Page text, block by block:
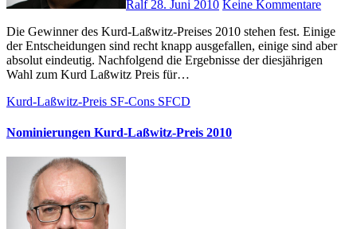
Ralf 28. Juni 2010 Keine Kommentare
Die Gewinner des Kurd-Laßwitz-Preises 2010 stehen fest. Einige
der Entscheidungen sind recht knapp ausgefallen, einige sind aber
absolut eindeutig. Nachfolgend die Ergebnisse der diesjährigen
Wahl zum Kurd Laßwitz Preis für…
Kurd-Laßwitz-Preis SF-Cons SFCD
Nominierungen Kurd-Laßwitz-Preis 2010